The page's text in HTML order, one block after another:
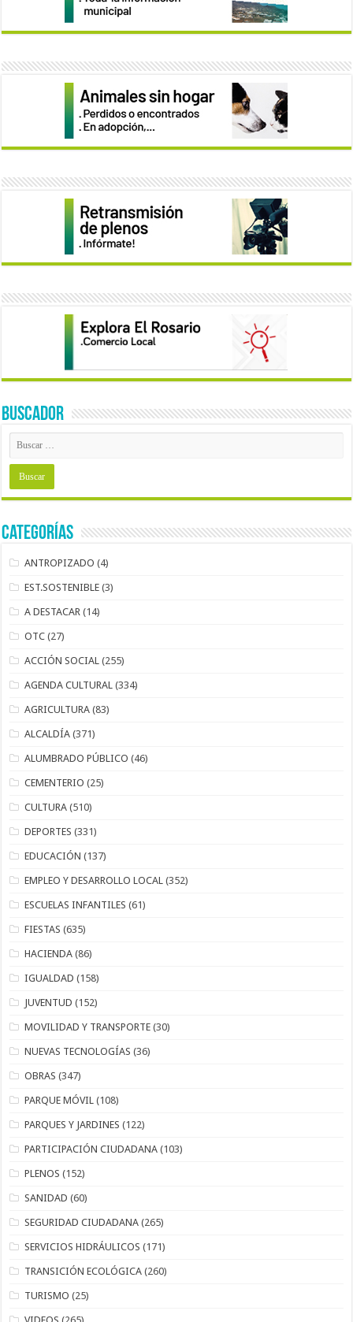
BUSCADOR
Categorías
ANTROPIZADO (4)
EST.SOSTENIBLE (3)
A DESTACAR (14)
OTC (27)
ACCIÓN SOCIAL (255)
AGENDA CULTURAL (334)
AGRICULTURA (83)
ALCALDÍA (371)
ALUMBRADO PÚBLICO (46)
CEMENTERIO (25)
CULTURA (510)
DEPORTES (331)
EDUCACIÓN (137)
EMPLEO Y DESARROLLO LOCAL (352)
ESCUELAS INFANTILES (61)
FIESTAS (635)
HACIENDA (86)
IGUALDAD (158)
JUVENTUD (152)
MOVILIDAD Y TRANSPORTE (30)
NUEVAS TECNOLOGÍAS (36)
OBRAS (347)
PARQUE MÓVIL (108)
PARQUES Y JARDINES (122)
PARTICIPACIÓN CIUDADANA (103)
PLENOS (152)
SANIDAD (60)
SEGURIDAD CIUDADANA (265)
SERVICIOS HIDRÁULICOS (171)
TRANSICIÓN ECOLÓGICA (260)
TURISMO (25)